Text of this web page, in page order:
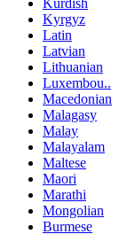
Kurdish
Kyrgyz
Latin
Latvian
Lithuanian
Luxembou..
Macedonian
Malagasy
Malay
Malayalam
Maltese
Maori
Marathi
Mongolian
Burmese